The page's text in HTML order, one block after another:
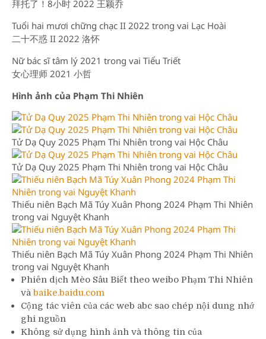
拜托了！8小时 2022 王颖乔
Tuổi hai mươi chững chạc II 2022 trong vai Lạc Hoài
二十不惑 II 2022 洛怀
Nữ bác sĩ tâm lý 2021 trong vai Tiểu Triết
女心理师 2021 小哲
Hình ảnh của Phạm Thi Nhiên
Tử Dạ Quy 2025 Phạm Thi Nhiên trong vai Hộc Châu
Tử Dạ Quy 2025 Phạm Thi Nhiên trong vai Hộc Châu
Thiếu niên Bạch Mã Túy Xuân Phong 2024 Phạm Thi Nhiên
trong vai Nguyệt Khanh
Thiếu niên Bạch Mã Túy Xuân Phong 2024 Phạm Thi Nhiên
trong vai Nguyệt Khanh
Phiên dịch Mèo Sâu Biết theo weibo Phạm Thi Nhiên
và baike.baidu.com
Cộng tác viên của các web abc sao chép nội dung nhớ
ghi nguồn
Không sử dụng hình ảnh và thông tin của